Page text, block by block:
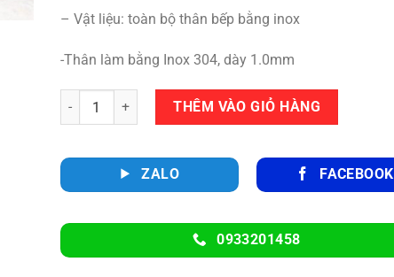
– Vật liệu: toàn bộ thân bếp bằng inox
-Thân làm bằng Inox 304, dày 1.0mm
Số lượng THÊM VÀO GIỎ HÀNG
ZALO FACEBOOK
0933201458